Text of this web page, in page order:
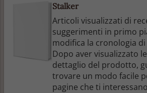
Stalker
Articoli visualizzati di
suggerimenti in primo
modifica la cronologia
Dopo aver visualizzato
dettaglio del prodotto,
trovare un modo facile
pagine che ti